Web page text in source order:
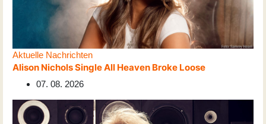
Aktuelle Nachrichten
Alison Nichols Single All Heaven Broke Loose
07. 08. 2026